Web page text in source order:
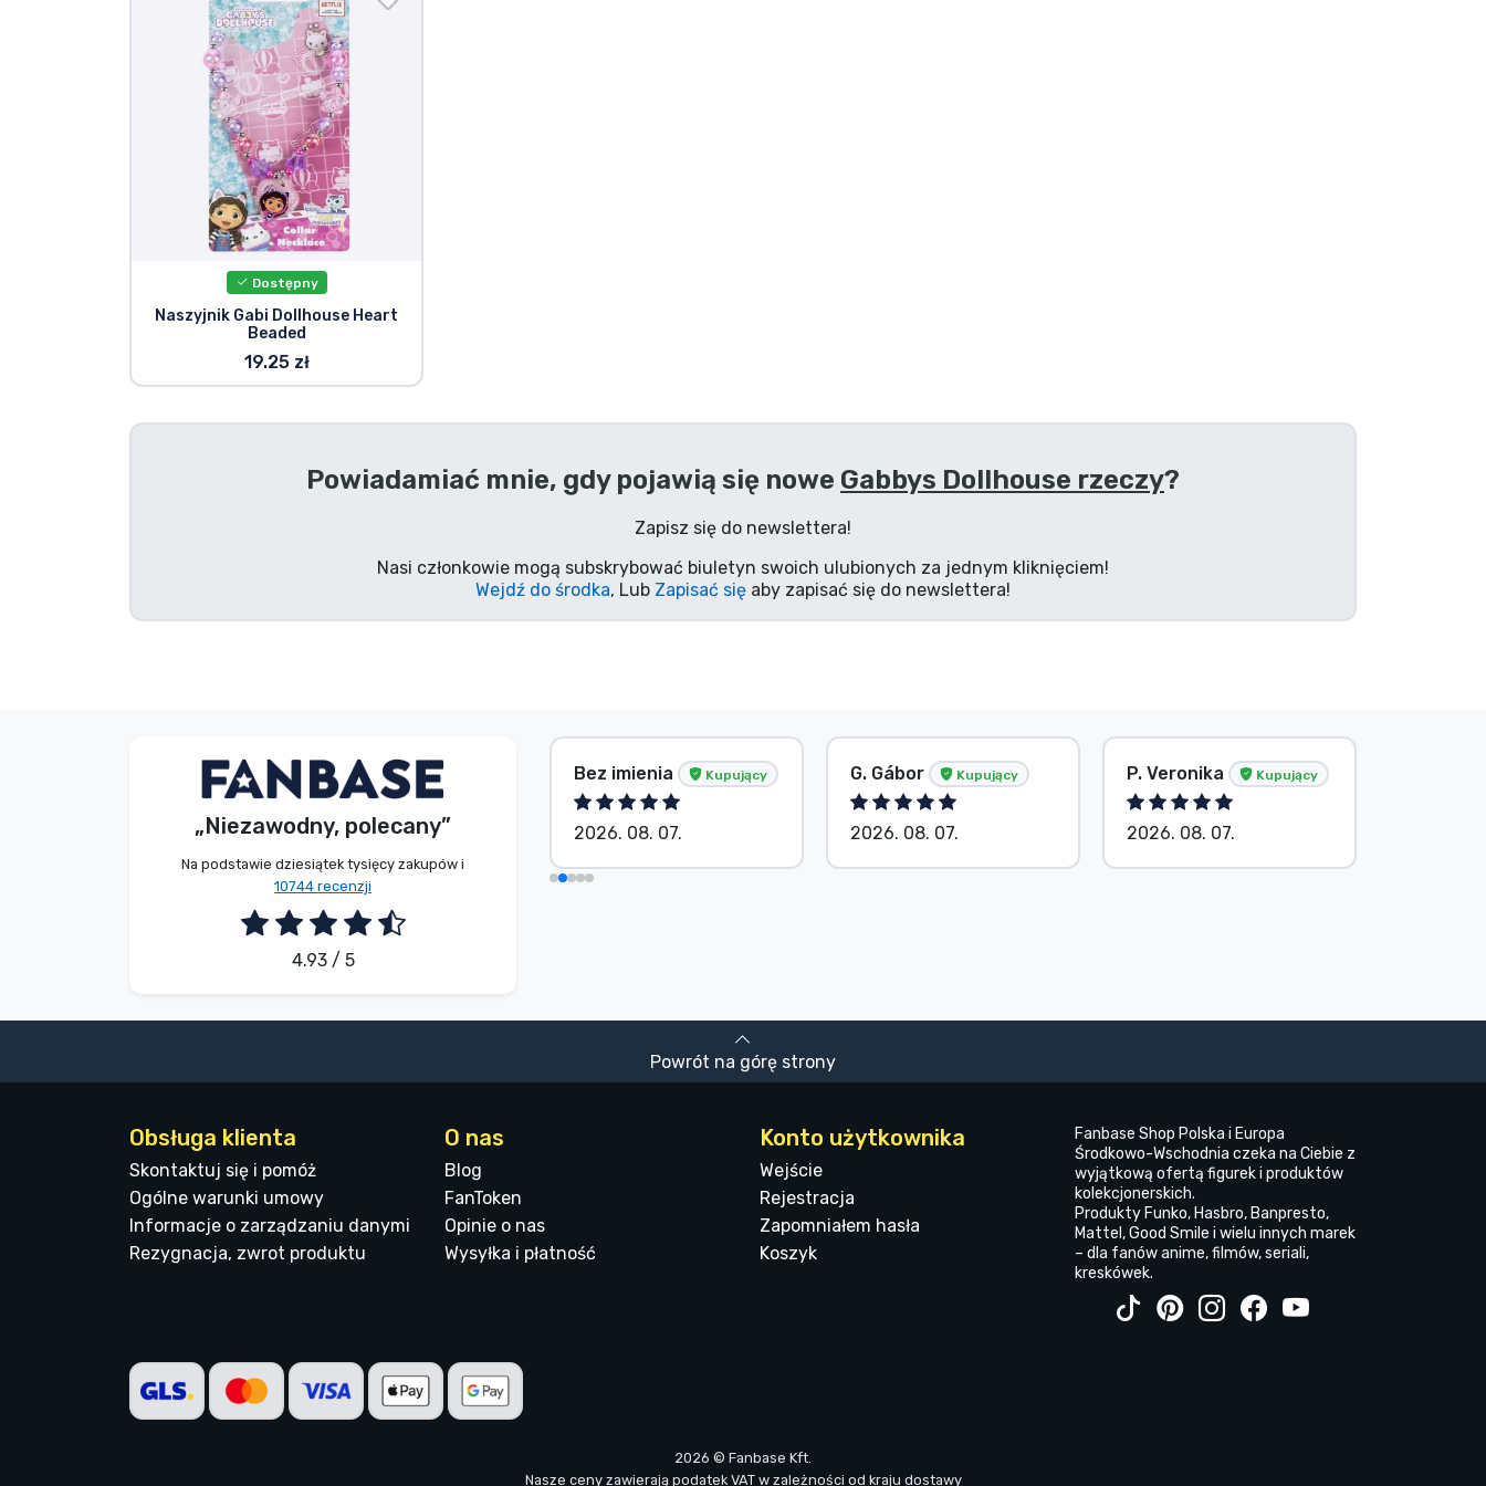
Dostępny
Naszyjnik Gabi Dollhouse Heart
Beaded
19.25 zł
Powiadamiać mnie, gdy pojawią się nowe Gabbys Dollhouse rzeczy?
Zapisz się do newslettera!
Nasi członkowie mogą subskrybować biuletyn swoich ulubionych za jednym kliknięciem!
Wejdź do środka, Lub Zapisać się aby zapisać się do newslettera!
„Niezawodny, polecany”
Na podstawie dziesiątek tysięcy zakupów i
10744 recenzji
4.93 / 5
Bez imienia Kupujący
2026. 08. 07.
Bez imienia Kupujący
2026. 08. 07.
G. Gábor Kupujący
2026. 08. 07.
P. Veronika Kupujący
2026. 08. 07.
Powrót na górę strony
Obsługa klienta
Skontaktuj się i pomóż
Ogólne warunki umowy
Informacje o zarządzaniu danymi
Rezygnacja, zwrot produktu
O nas
Blog
FanToken
Opinie o nas
Wysyłka i płatność
Konto użytkownika
Wejście
Rejestracja
Zapomniałem hasła
Koszyk
Fanbase Shop Polska i Europa
Środkowo-Wschodnia czeka na Ciebie z
wyjątkową ofertą figurek i produktów
kolekcjonerskich.
Produkty Funko, Hasbro, Banpresto,
Mattel, Good Smile i wielu innych marek
– dla fanów anime, filmów, seriali,
kreskówek.
2026 © Fanbase Kft.
Nasze ceny zawierają podatek VAT w zależności od kraju dostawy
Wspaniałe rzeczy
Rzeczy dla graczy